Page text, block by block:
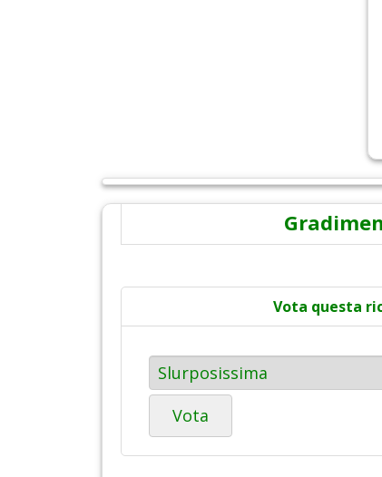
Vota questa
Vota